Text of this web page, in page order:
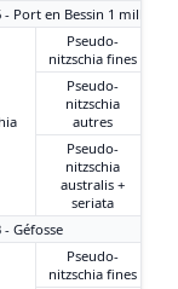
Port en Bessin 1 mille
Pseudo-
nitzschia fines
Pseudo-
nitzschia
autres
Pseudo-
nitzschia
australis +
seriata
- Géfosse
Pseudo-
nitzschia fines